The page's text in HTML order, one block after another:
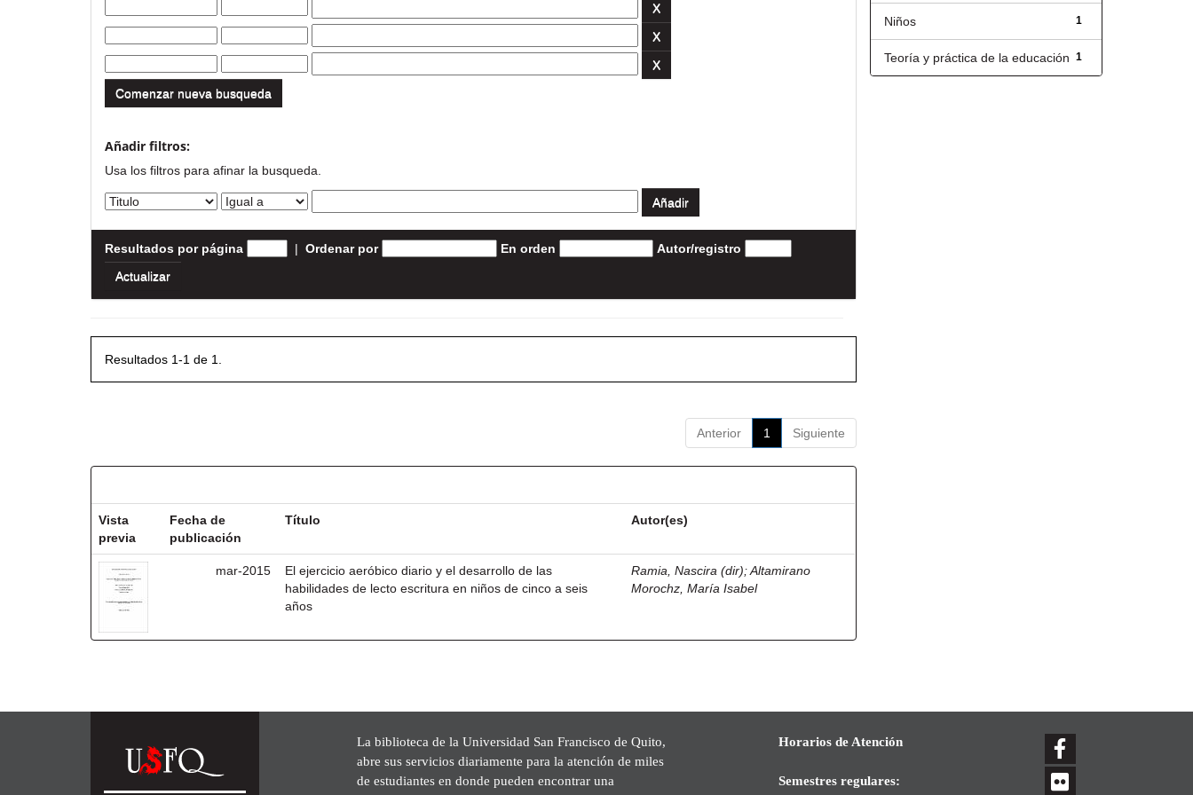
Comenzar nueva busqueda
Añadir filtros:
Usa los filtros para afinar la busqueda.
Resultados por página | Ordenar por En orden Autor/registro
Resultados 1-1 de 1.
Anterior 1 Siguiente
Vista
previa
Fecha de
publicación
Título Autor(es)
mar-2015
El ejercicio aeróbico diario y el desarrollo de las
habilidades de lecto escritura en niños de cinco a seis
años
Ramia, Nascira (dir);Altamirano
Morochz, María Isabel
1
Niños
1
Teoría y práctica de la educación
La biblioteca de la Universidad San Francisco de Quito,
abre sus servicios diariamente para la atención de miles
de estudiantes en donde pueden encontrar una
Horarios de Atención
Semestres regulares: